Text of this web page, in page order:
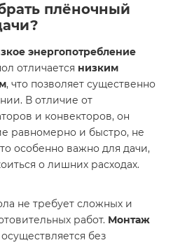
плёночный
энергопотребление
отличается низким
, что позволяет существенно
В отличие от
и конвекторов, он
равномерно и быстро, не
особенно важно для дачи,
о лишних расходах.
не требует сложных и
работ. Монтаж
осуществляется без